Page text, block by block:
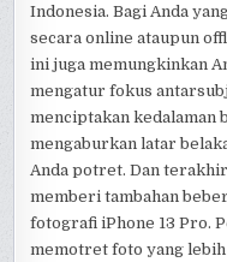
Indonesia. Bagi Anda
secara online ataupun
ini juga memungkinkan
mengatur fokus
menciptakan kedalaman
mengaburkan latar
Anda potret. Dan
memberi tambahan
fotografi iPhone 13 Pro.
memotret foto yang